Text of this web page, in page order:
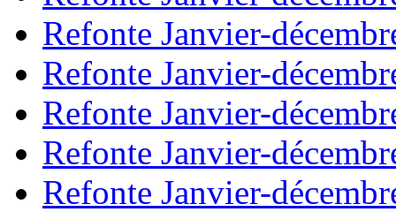
Refonte Janvier-
Refonte Janvier-
Refonte Janvier-
Refonte Janvier-
Refonte Janvier-